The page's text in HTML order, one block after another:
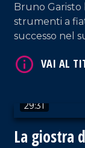
Bruno Garisto
strumenti a
successo nel
amore per il
29:31
La giostra
VAI AL TITOLO